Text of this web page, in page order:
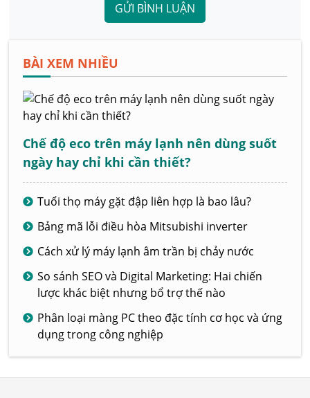
GỬI BÌNH LUẬN
BÀI XEM NHIỀU
Chế độ eco trên máy lạnh nên dùng suốt
ngày hay chỉ khi cần thiết?
Tuổi thọ máy gặt đập liên hợp là bao lâu?
Bảng mã lỗi điều hòa Mitsubishi inverter
Cách xử lý máy lạnh âm trần bị chảy nước
So sánh SEO và Digital Marketing: Hai chiến
lược khác biệt nhưng bổ trợ thế nào
Phân loại màng PC theo đặc tính cơ học và ứng
dụng trong công nghiệp